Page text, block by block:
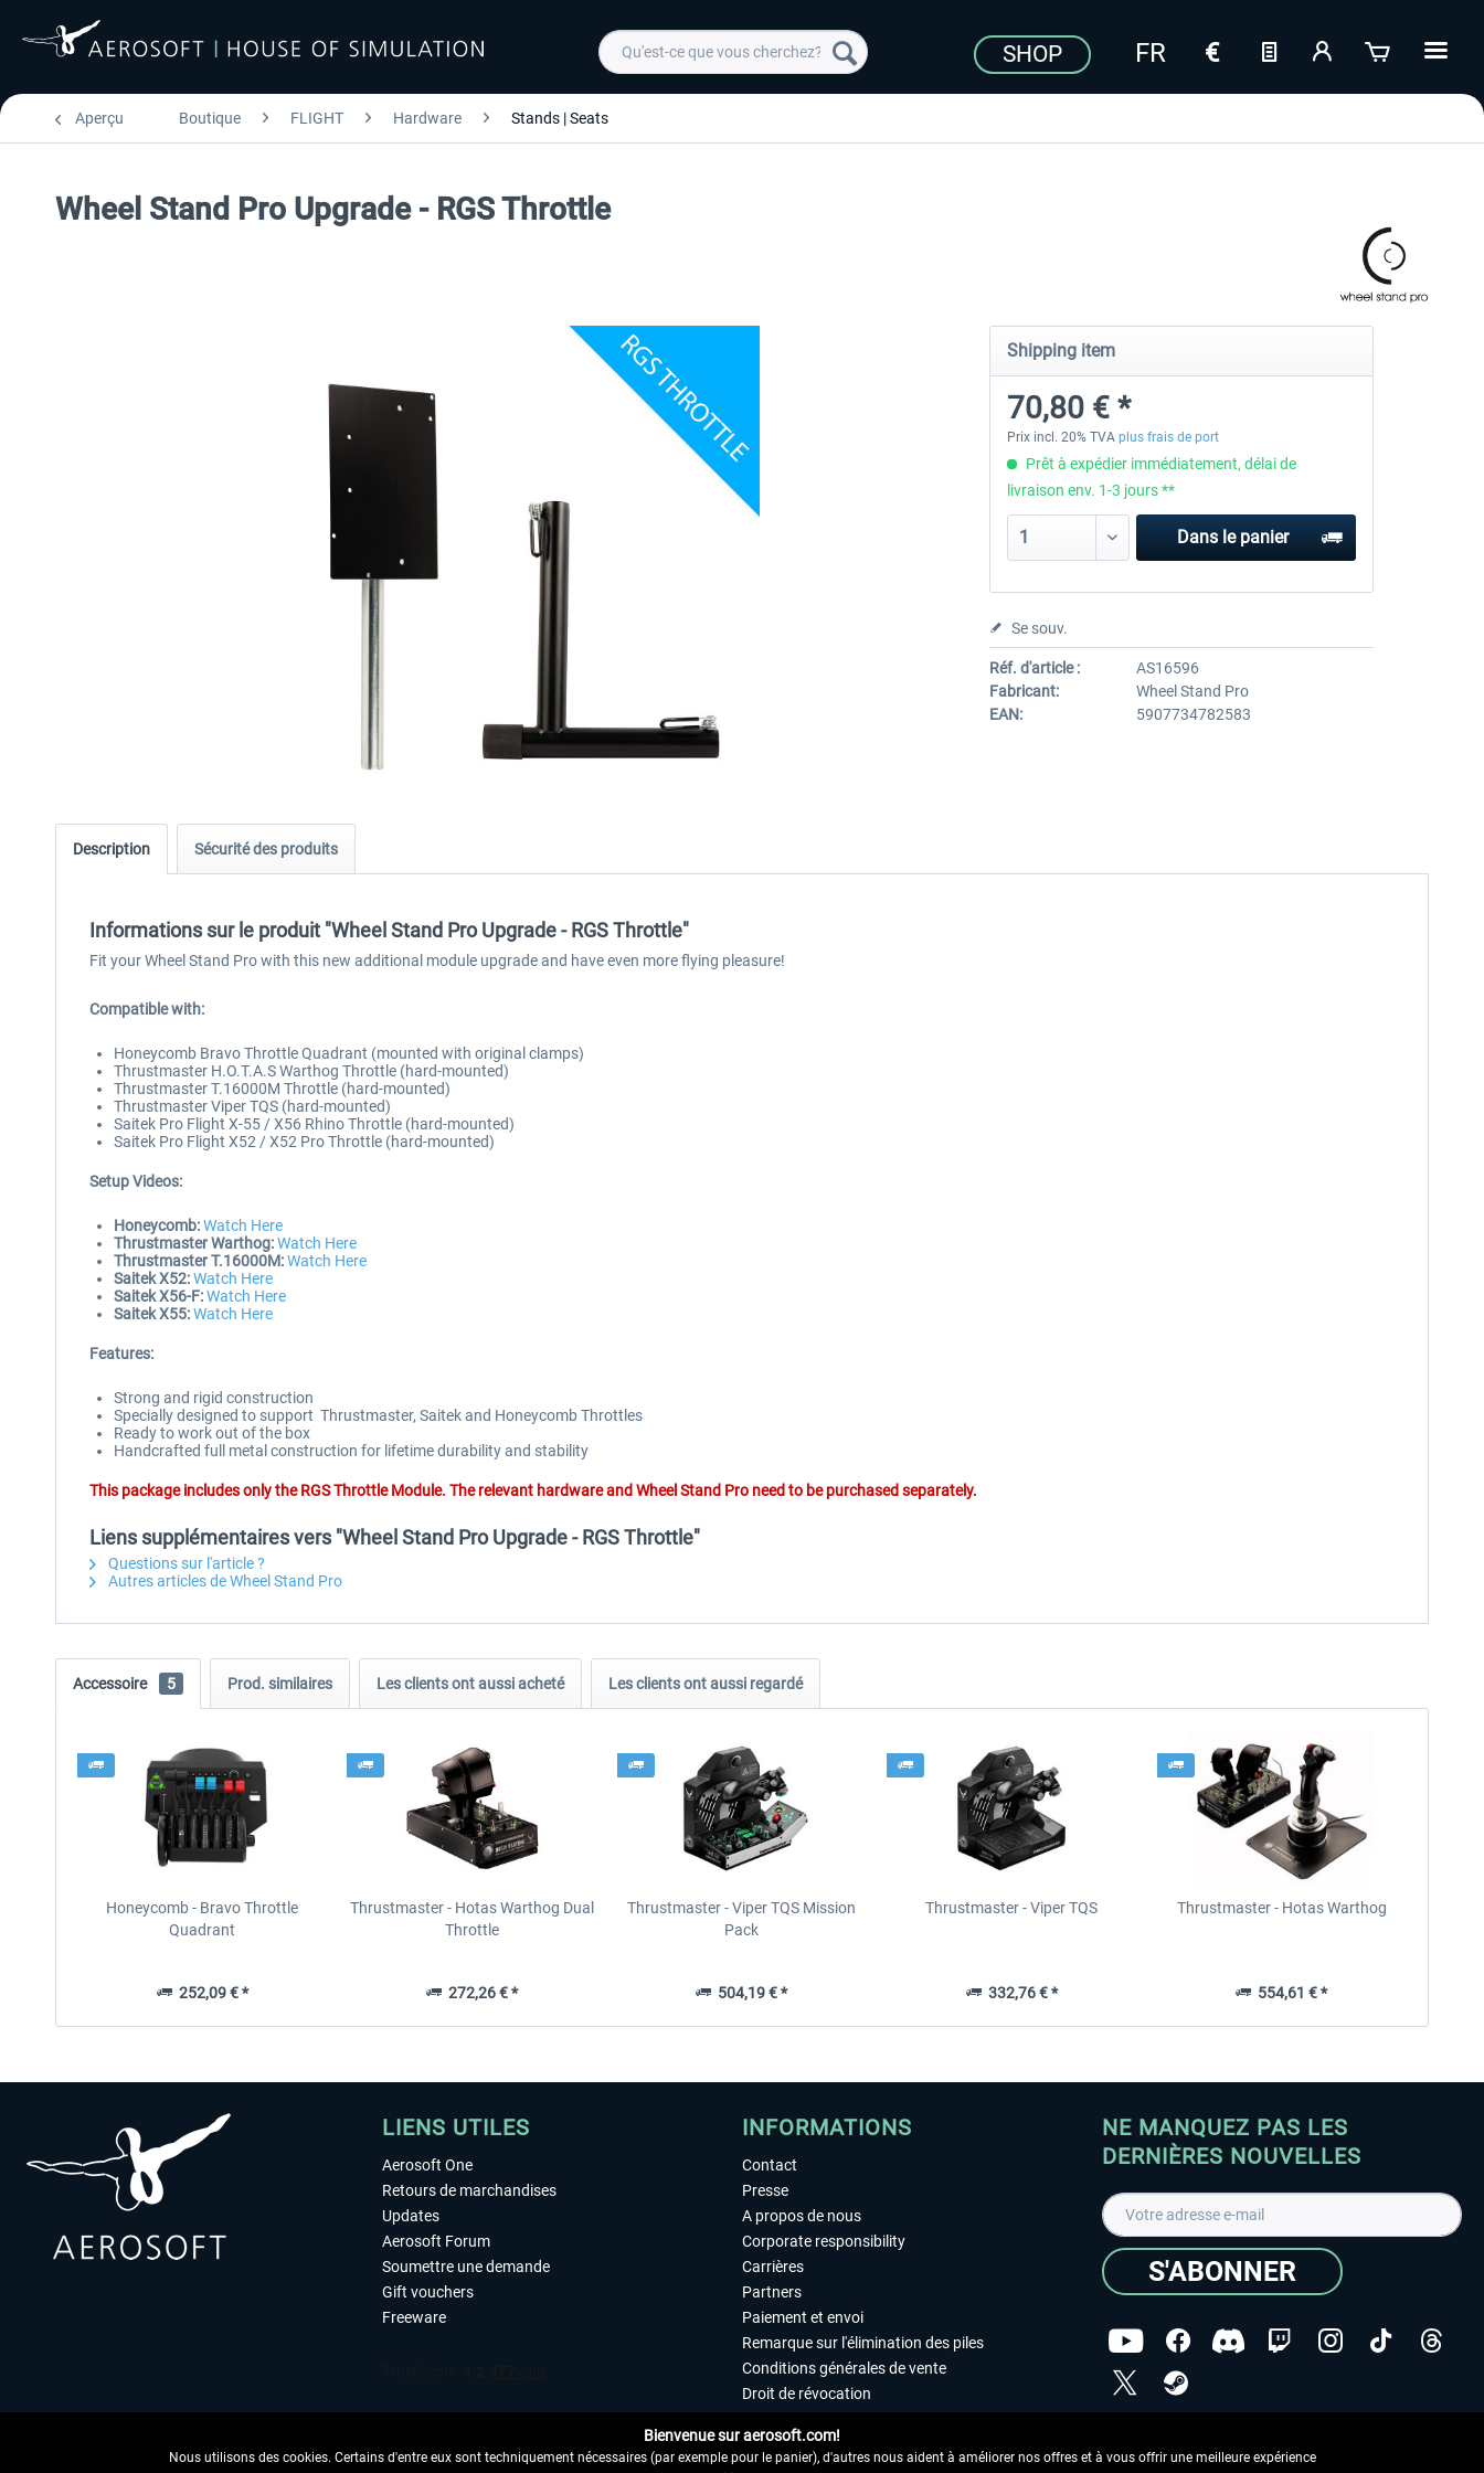
SHOP
Aperçu Boutique FLIGHT Hardware Stands | Seats
Wheel Stand Pro Upgrade - RGS Throttle
Shipping item
70,80 € *
Prix incl. 20% TVA plus frais de port
Prêt à expédier immédiatement, délai de
livraison env. 1-3 jours **
Dans le panier
Se souv.
Réf. d'article :
AS16596
Fabricant:
Wheel Stand Pro
EAN:
5907734782583
Description Sécurité des produits
Informations sur le produit "Wheel Stand Pro Upgrade - RGS Throttle"
Fit your Wheel Stand Pro with this new additional module upgrade and have even more flying pleasure!
Compatible with:
Honeycomb Bravo Throttle Quadrant (mounted with original clamps)
Thrustmaster H.O.T.A.S Warthog Throttle (hard-mounted)
Thrustmaster T.16000M Throttle (hard-mounted)
Thrustmaster Viper TQS (hard-mounted)
Saitek Pro Flight X-55 / X56 Rhino Throttle (hard-mounted)
Saitek Pro Flight X52 / X52 Pro Throttle (hard-mounted)
Setup Videos:
Honeycomb:Watch Here
Thrustmaster Warthog:Watch Here
Thrustmaster T.16000M:Watch Here
Saitek X52:Watch Here
Saitek X56-F:Watch Here
Saitek X55:Watch Here
Features:
Strong and rigid construction
Specially designed to support Thrustmaster, Saitek and Honeycomb Throttles
Ready to work out of the box
Handcrafted full metal construction for lifetime durability and stability
This package includes only the RGS Throttle Module. The relevant hardware and Wheel Stand Pro need to be purchased separately.
Liens supplémentaires vers "Wheel Stand Pro Upgrade - RGS Throttle"
Questions sur l'article ?
Autres articles de Wheel Stand Pro
Accessoire 5 Prod. similaires Les clients ont aussi acheté Les clients ont aussi regardé
Honeycomb - Bravo Throttle
Quadrant
252,09 € *
Thrustmaster - Hotas Warthog Dual
Throttle
272,26 € *
Thrustmaster - Viper TQS Mission
Pack
504,19 € *
Thrustmaster - Viper TQS
332,76 € *
Thrustmaster - Hotas Warthog
554,61 € *
LIENS UTILES
Aerosoft One
Retours de marchandises
Updates
Aerosoft Forum
Soumettre une demande
Gift vouchers
Freeware
INFORMATIONS
Contact
Presse
A propos de nous
Corporate responsibility
Carrières
Partners
Paiement et envoi
Remarque sur l'élimination des piles
Conditions générales de vente
Droit de révocation
Accessibilité
NE MANQUEZ PAS LES
DERNIÈRES NOUVELLES
S'ABONNER
Copyright © Aerosoft GmbH - Tous droits réservés
Bienvenue sur aerosoft.com!
Nous utilisons des cookies. Certains d'entre eux sont techniquement nécessaires (par exemple pour le panier), d'autres nous aident à améliorer nos offres et à vous offrir une meilleure expérience